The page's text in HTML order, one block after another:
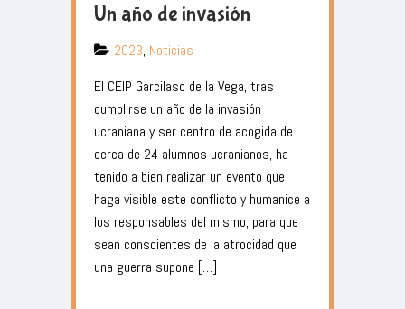
Un año de invasión
2023, Noticias
El CEIP Garcilaso de la Vega, tras
cumplirse un año de la invasión
ucraniana y ser centro de acogida de
cerca de 24 alumnos ucranianos, ha
tenido a bien realizar un evento que
haga visible este conflicto y humanice a
los responsables del mismo, para que
sean conscientes de la atrocidad que
una guerra supone […]